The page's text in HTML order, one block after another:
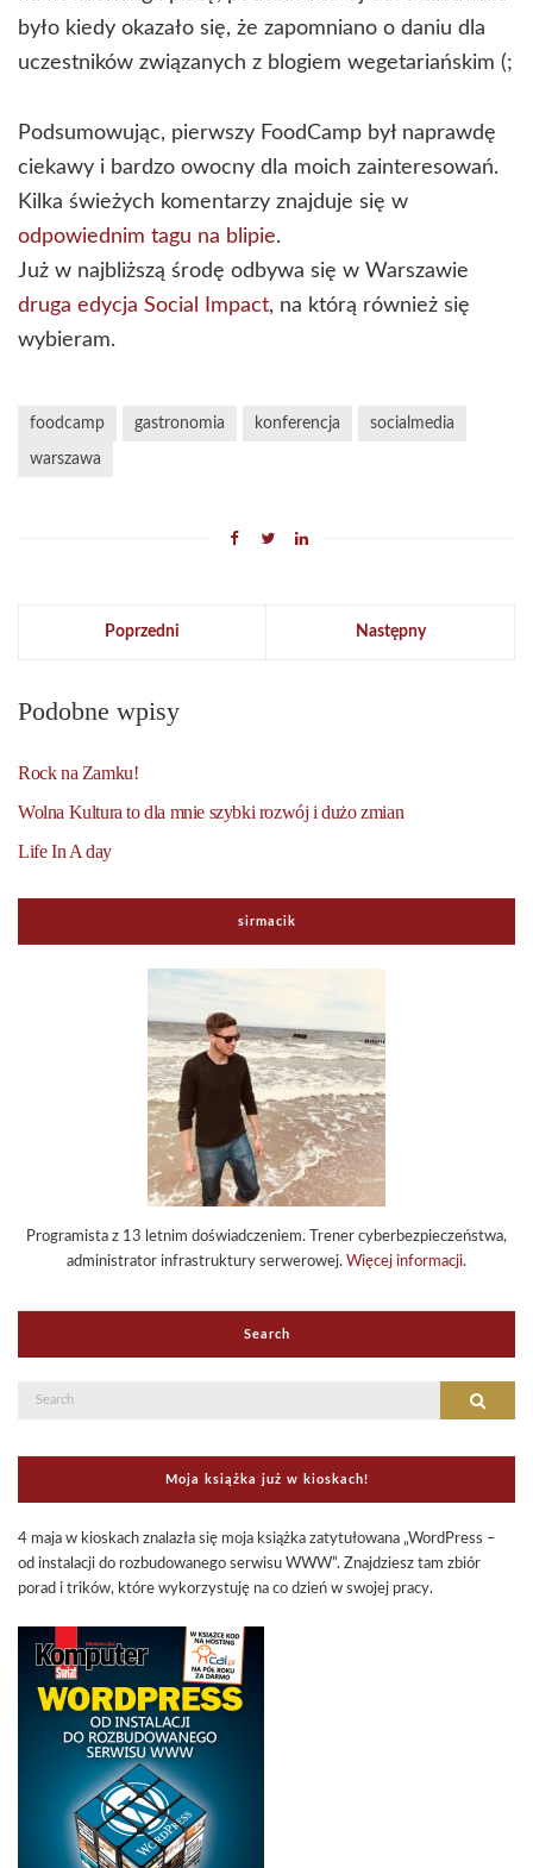
było kiedy okazało się, że zapomniano o daniu dla
uczestników związanych z blogiem wegetariańskim (;
Podsumowując, pierwszy FoodCamp był naprawdę
ciekawy i bardzo owocny dla moich zainteresowań.
Kilka świeżych komentarzy znajduje się w
odpowiednim tagu na blipie.
Już w najbliższą środę odbywa się w Warszawie
druga edycja Social Impact, na którą również się
wybieram.
foodcamp gastronomia konferencja socialmedia
warszawa
Poprzedni Następny
Podobne wpisy
Rock na Zamku!
Wolna Kultura to dla mnie szybki rozwój i dużo zmian
Life In A day
sirmacik
Programista z 13 letnim doświadczeniem. Trener cyberbezpieczeństwa,
administrator infrastruktury serwerowej. Więcej informacji.
Search
Search
Moja książka już w kioskach!
4 maja w kioskach znalazła się moja książka zatytułowana „WordPress –
od instalacji do rozbudowanego serwisu WWW”. Znajdziesz tam zbiór
porad i trików, które wykorzystuję na co dzień w swojej pracy.